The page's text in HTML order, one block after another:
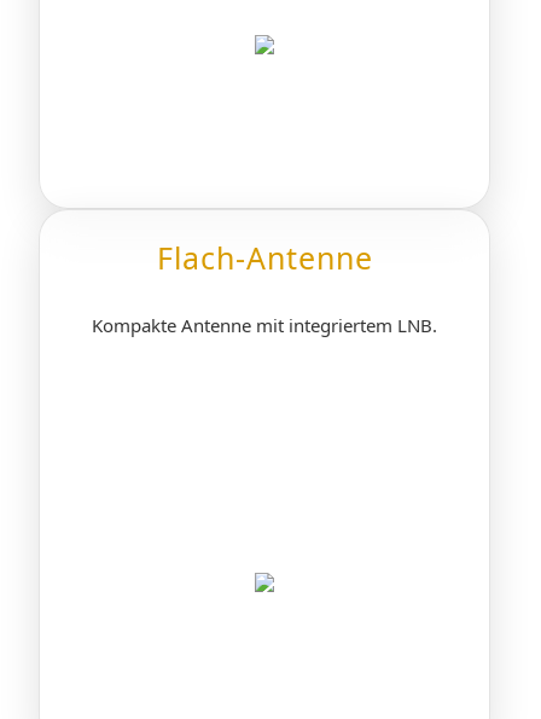
Flach-Antenne
Kompakte Antenne mit integriertem LNB.